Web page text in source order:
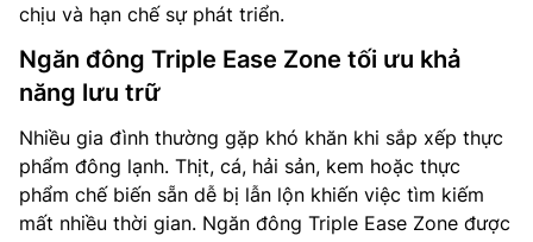
chịu và hạn chế sự phát triển.
Ngăn đông Triple Ease Zone tối ưu khả
năng lưu trữ
Nhiều gia đình thường gặp khó khăn khi sắp xếp thực
phẩm đông lạnh. Thịt, cá, hải sản, kem hoặc thực
phẩm chế biến sẵn dễ bị lẫn lộn khiến việc tìm kiếm
mất nhiều thời gian. Ngăn đông Triple Ease Zone được